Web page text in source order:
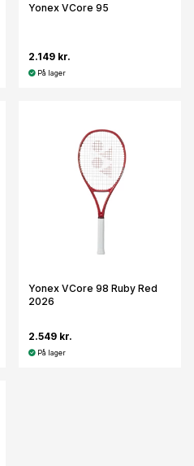
Yonex VCore 95
2.149 kr.
På lager
Yonex VCore 98 Ruby Red
2026
2.549 kr.
På lager